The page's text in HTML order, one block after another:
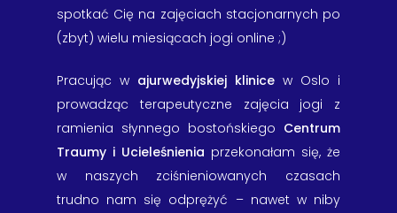
spotkać Cię na zajęciach stacjonarnych po
(zbyt) wielu miesiącach jogi online ;)
Pracując w ajurwedyjskiej klinice w Oslo i
prowadząc terapeutyczne zajęcia jogi z
ramienia słynnego bostońskiego Centrum
Traumy i Ucieleśnienia przekonałam się, że
w naszych zciśnieniowanych czasach
trudno nam się odprężyć – nawet w niby